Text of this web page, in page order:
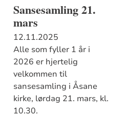
Sansesamling 21.
mars
12.11.2025
Alle som fyller 1 år i
2026 er hjertelig
velkommen til
sansesamling i Åsane
kirke, lørdag 21. mars, kl.
10.30.